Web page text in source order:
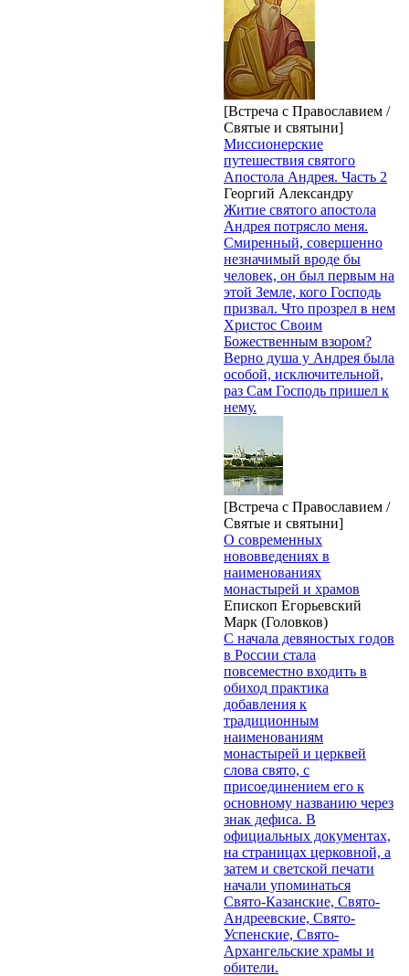
[Встреча с Православием /
Святые и святыни]
Миссионерские
путешествия святого
Апостола Андрея. Часть 2
Георгий Александру
Житие святого апостола
Андрея потрясло меня.
Смиренный, совершенно
незначимый вроде бы
человек, он был первым на
этой Земле, кого Господь
призвал. Что прозрел в нем
Христос Своим
Божественным взором?
Верно душа у Андрея была
особой, исключительной,
раз Сам Господь пришел к
нему.
[Встреча с Православием /
Святые и святыни]
О современных
нововведениях в
наименованиях
монастырей и храмов
Епископ Егорьевский
Марк (Головков)
С начала девяностых годов
в России стала
повсеместно входить в
обиход практика
добавления к
традиционным
наименованиям
монастырей и церквей
слова свято, с
присоединением его к
основному названию через
знак дефиса. В
официальных документах,
на страницах церковной, а
затем и светской печати
начали упоминаться
Свято-Казанские, Свято-
Андреевские, Свято-
Успенские, Свято-
Архангельские храмы и
обители.